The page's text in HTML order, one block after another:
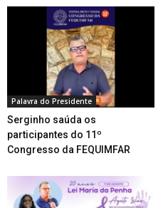
Palavra do Presidente
Serginho saúda os
participantes do 11º
Congresso da FEQUIMFAR